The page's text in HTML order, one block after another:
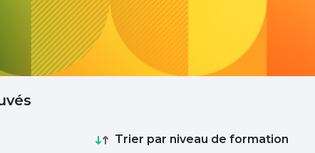
Trier par niveau de formation